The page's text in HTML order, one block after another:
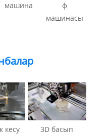
машина
ф
машинасы
кесу
3D басып